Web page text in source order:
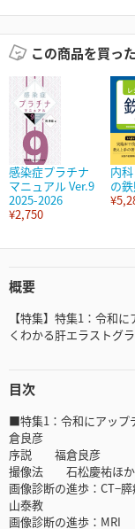
この商品を買っ
感染症プラチナ
マニュアル Ver.9
2025-2026
¥2,750
内
の
概要
【特集】特集1：令和
くわかる肝エラストグ
目次
■特集1：令和にアッ
倉良彦
序説 福倉良彦
撮像法 石松慶祐ほか
画像診断の進歩：CT−
山泰教
画像診断の進歩：